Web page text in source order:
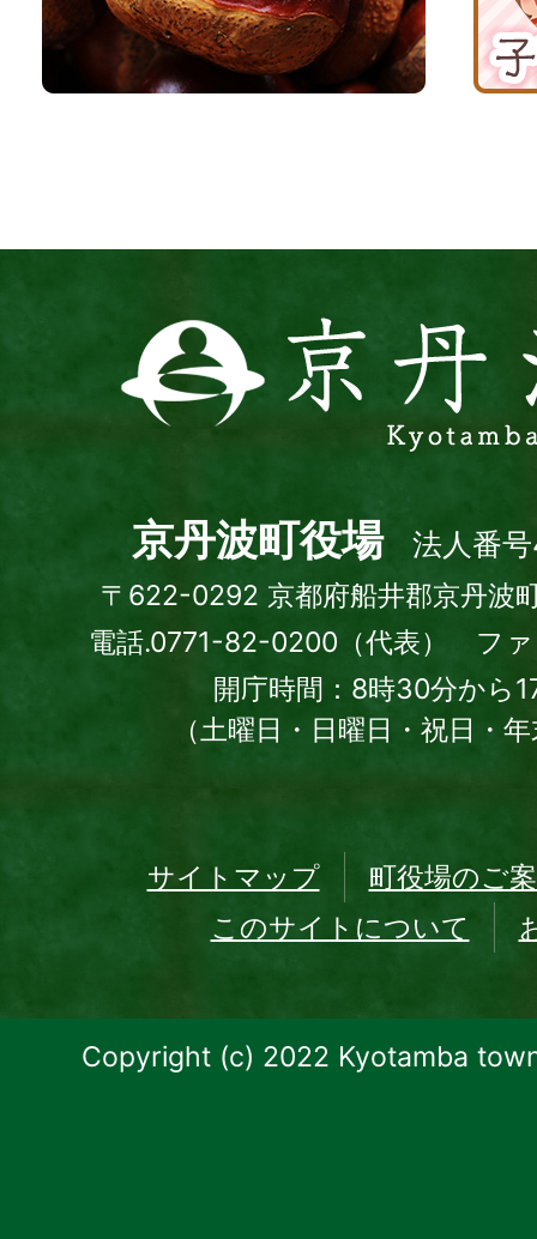
京
応
援
丹
波
town
京丹波町役場 法人番
〒622-0292 京都府船井郡京丹波
電話.0771-82-0200（代表） フ
開庁時間：8時30分から
（土曜日・日曜日・祝日・
サイトマップ
町役場のご
このサイトについて
Copyright (c) 2022 Kyotamba